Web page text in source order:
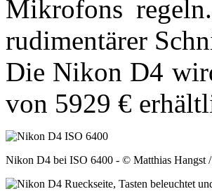
Mikrofons
rudimentärer
Die Nikon D4
von 5929 €
Nikon D4 bei ISO 6400 - © Matthias Hangst